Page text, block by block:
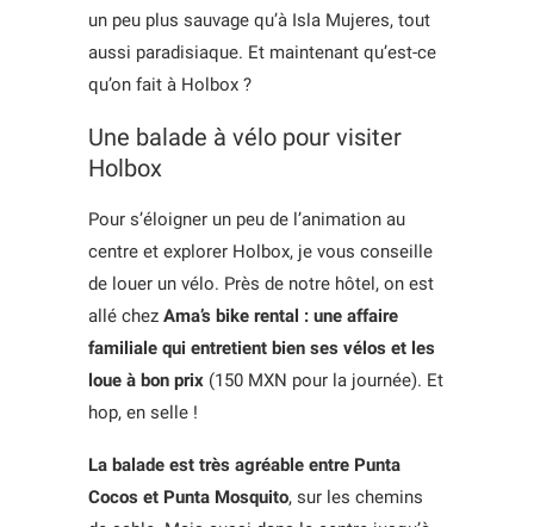
un peu plus sauvage qu’à Isla Mujeres, tout
aussi paradisiaque. Et maintenant qu’est-ce
qu’on fait à Holbox ?
Une balade à vélo pour visiter
Holbox
Pour s’éloigner un peu de l’animation au
centre et explorer Holbox, je vous conseille
de louer un vélo. Près de notre hôtel, on est
allé chez Ama’s bike rental : une affaire
familiale qui entretient bien ses vélos et les
loue à bon prix (150 MXN pour la journée). Et
hop, en selle !
La balade est très agréable entre Punta
Cocos et Punta Mosquito, sur les chemins